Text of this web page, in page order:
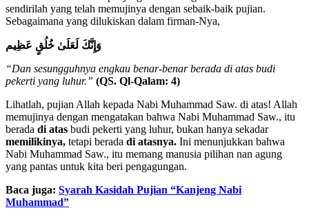
sendirilah yang telah memujinya dengan sebaik-baik pujian.
Sebagaimana yang dilukiskan dalam firman-Nya,
وَإِنَّكَ لَعَلَىٰ خُلُقٍ عَظِیم
“Dan sesungguhnya engkau benar-benar berada di atas budi
pekerti yang luhur.” (QS. Ql-Qalam: 4)
Lihatlah, pujian Allah kepada Nabi Muhammad Saw. di atas! Allah
memujinya dengan mengatakan bahwa Nabi Muhammad Saw., itu
berada di atas budi pekerti yang luhur, bukan hanya sekadar
memilikinya, tetapi berada di atasnya. Ini menunjukkan bahwa
Nabi Muhammad Saw., itu memang manusia pilihan nan agung
yang pantas untuk kita beri pengagungan.
Baca juga: Syarah Kasidah Pujian “Kanjeng Nabi
Muhammad”